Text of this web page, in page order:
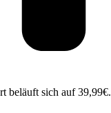
beläuft sich auf 39,99€.